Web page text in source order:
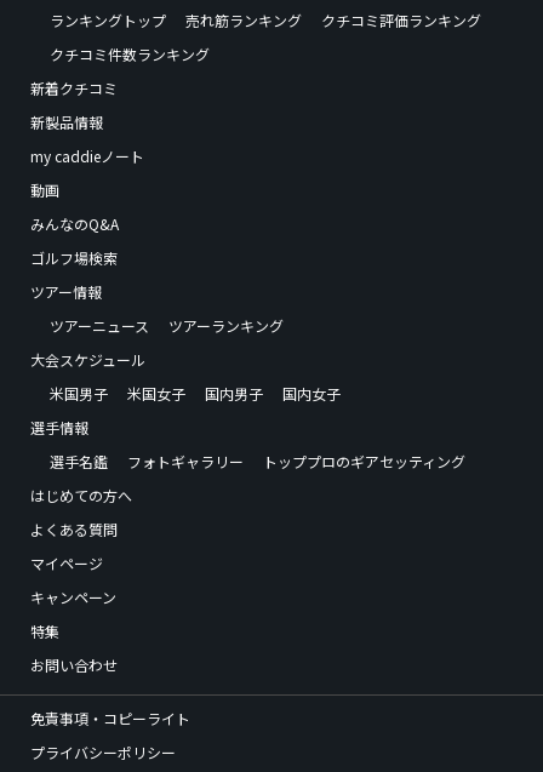
ランキングトップ
売れ筋ランキング
クチコミ評価ランキング
クチコミ件数ランキング
新着クチコミ
新製品情報
my caddieノート
動画
みんなのQ&A
ゴルフ場検索
ツアー情報
ツアーニュース
ツアーランキング
大会スケジュール
米国男子
米国女子 国内男子
国内女子
選手情報
選手名鑑
フォトギャラリー
トッププロのギアセッティング
はじめての方へ
よくある質問
マイページ
キャンペーン
特集
お問い合わせ
免責事項・コピーライト
プライバシーポリシー